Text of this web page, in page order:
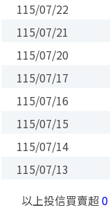
115/07/22
115/07/21
115/07/20
115/07/17
115/07/16
115/07/15
115/07/14
115/07/13
以上投信買賣超0